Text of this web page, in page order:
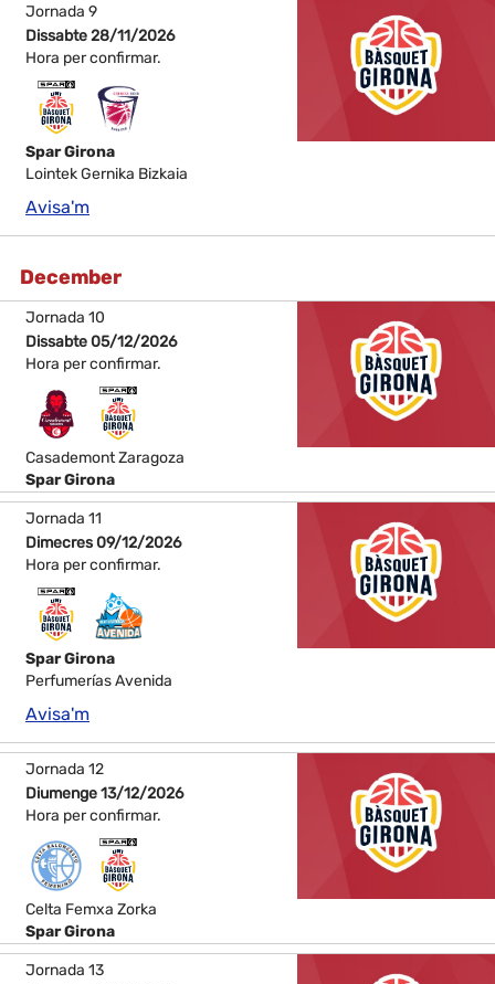
Jornada 9
Dissabte 28/11/2026
Hora per confirmar.
Spar Girona
Lointek Gernika Bizkaia
Avisa'm
December
Jornada 10
Dissabte 05/12/2026
Hora per confirmar.
Casademont Zaragoza
Spar Girona
Jornada 11
Dimecres 09/12/2026
Hora per confirmar.
Spar Girona
Perfumerías Avenida
Avisa'm
Jornada 12
Diumenge 13/12/2026
Hora per confirmar.
Celta Femxa Zorka
Spar Girona
Jornada 13